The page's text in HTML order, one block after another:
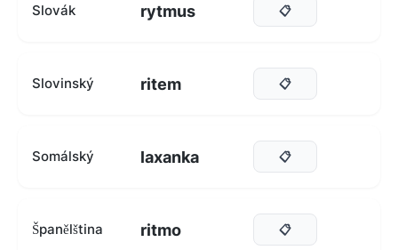
Slovák rytmus 📋
Slovinský ritem 📋
Somálský laxanka 📋
Španělština ritmo 📋